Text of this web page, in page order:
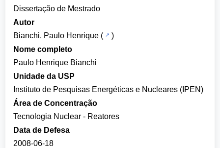
Dissertação de Mestrado
Autor
Bianchi, Paulo Henrique (
)
Nome completo
Paulo Henrique Bianchi
Unidade da USP
Instituto de Pesquisas Energéticas e Nucleares (IPEN)
Área de Concentração
Tecnologia Nuclear - Reatores
Data de Defesa
2008-06-18